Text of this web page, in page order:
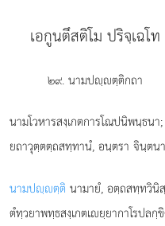
เอกูนตึสติโม ปริจฺเฉโท
๒๙. นามปฺตฺติกถา
นามโวหารสงฺเกตการโณปนิพนฺธนา;
ยถาวุตฺตตฺถสทฺทานํ, อนฺตรา จินฺตน
นามปฺตฺติ นามายํ, อตฺถสทฺทวินิ
ตํทฺวยาพทฺธสงฺเกตเยฺยากาโรปลกฺ